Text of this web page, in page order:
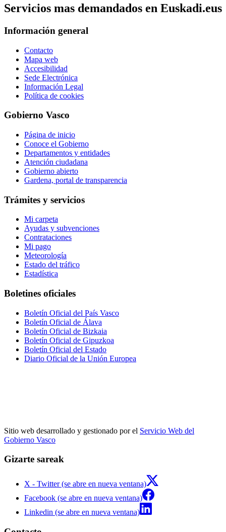
Servicios mas demandados en Euskadi.eus
Información general
Contacto
Mapa web
Accesibilidad
Sede Electrónica
Información Legal
Política de cookies
Gobierno Vasco
Página de inicio
Conoce el Gobierno
Departamentos y entidades
Atención ciudadana
Gobierno abierto
Gardena, portal de transparencia
Trámites y servicios
Mi carpeta
Ayudas y subvenciones
Contrataciones
Mi pago
Meteorología
Estado del tráfico
Estadística
Boletines oficiales
Boletín Oficial del País Vasco
Boletín Oficial de Álava
Boletín Oficial de Bizkaia
Boletín Oficial de Gipuzkoa
Boletín Oficial del Estado
Diario Oficial de la Unión Europea
Sitio web desarrollado y gestionado por el Servicio Web del
Gobierno Vasco
Gizarte sareak
X - Twitter (se abre en nueva ventana)
Facebook (se abre en nueva ventana)
Linkedin (se abre en nueva ventana)